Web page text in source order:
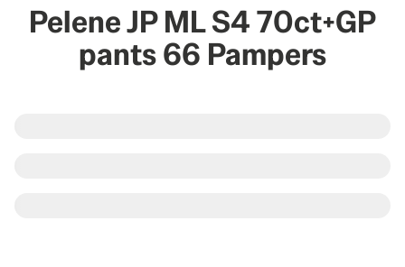
Pelene JP ML S4 70ct+GP
pants 66 Pampers